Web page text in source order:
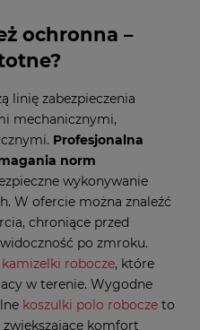
ochronna –
linię zabezpieczenia
mechanicznymi,
Profesjonalna
norm
wykonywanie
W ofercie można znaleźć
chroniące przed
po zmroku.
kamizelki robocze, które
w terenie. Wygodne
koszulki polo robocze to
komfort